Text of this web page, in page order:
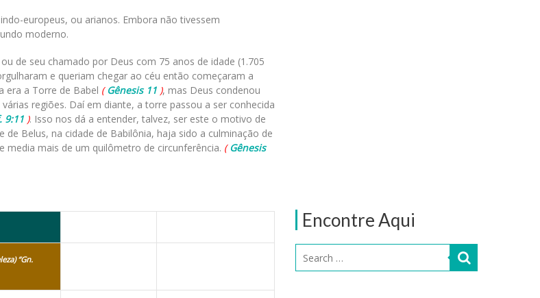
Encontre Aqui
europeus, ou arianos. Embora não tivessem
moderno.
de seu chamado por Deus com 75 anos de idade (1.705
e queriam chegar ao céu então começaram a
era a Torre de Babel (Gênesis 11 ), mas Deus condenou
regiões. Daí em diante, a torre passou a ser conhecida
9:11 ). Isso nos dá a entender, talvez, ser este o motivo de
Belus, na cidade de Babilônia, haja sido a culminação de
media mais de um quilômetro de circunferência. (Gênesis
“Gn.